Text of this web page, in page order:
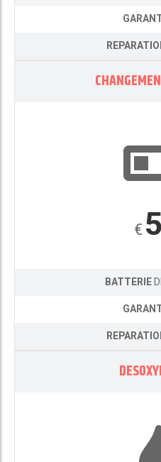
€
BATTERIE